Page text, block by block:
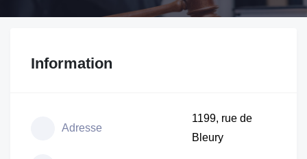
Information
Adresse
1199, rue de
Bleury